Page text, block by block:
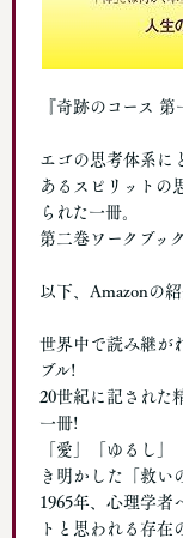
『奇跡のコース 第
エゴの思考体系に
あるスピリットの
られた一冊。
第二巻ワークブッ
以下、Amazonの
世界中で読み継が
ブル!
20世紀に記された
一冊!
「愛」「ゆるし
き明かした「救い
1965年、心理学者
トと思われる存在